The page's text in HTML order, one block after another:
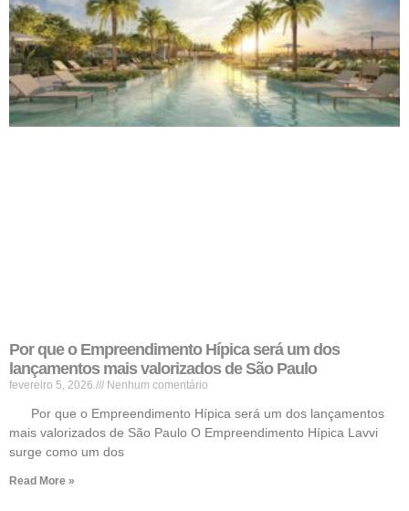
Por que o Empreendimento Hípica será um dos
lançamentos mais valorizados de São Paulo
fevereiro 5, 2026 Nenhum comentário
Por que o Empreendimento Hípica será um dos lançamentos
mais valorizados de São Paulo O Empreendimento Hípica Lavvi
surge como um dos
Read More »